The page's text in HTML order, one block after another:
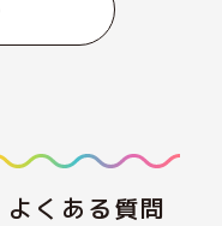
よくある質問